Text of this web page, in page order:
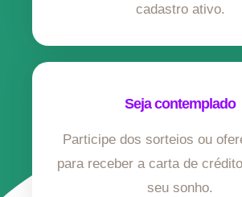
cadastro ativo.
Seja contemplado
Participe dos sorteios ou
para receber a carta de
seu sonho.